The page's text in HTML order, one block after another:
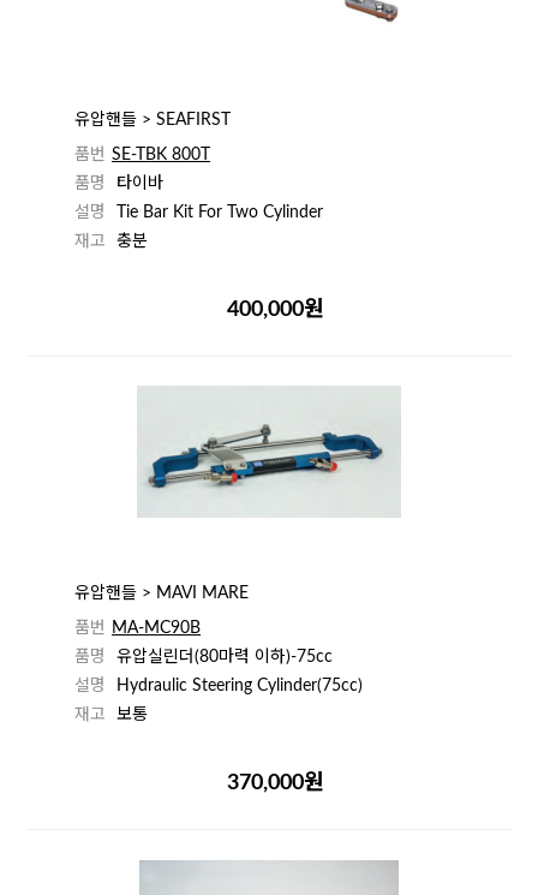
유압핸들 > SEAFIRST
품번 SE-TBK 800T
품명
타이바
설명
Tie Bar Kit For Two Cylinder
재고
충분
400,000원
유압핸들 > MAVI MARE
품번
MA-MC90B
품명
유압실린더(80마력 이하)-75cc
설명
Hydraulic Steering Cylinder(75cc)
재고
보통
370,000원